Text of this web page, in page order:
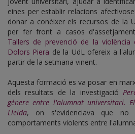
eines per establir relacions
donar a conèixer els recursos de la
per fer front a casos
Tallers de prevenció de la violència
Dolors Piera de la UdL ofereix a
partir de la setmana vinent.
Aquesta formació es va posar en
dels resultats de la investigació
gènere entre l'alumnat universitari.
Lleida, on s'evidenciava que no
comportaments violents entre